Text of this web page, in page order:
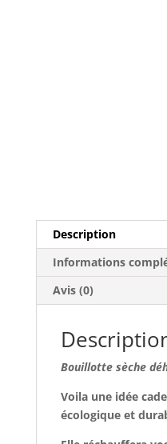
Description
Informations
Avis (0)
Bouillotte sèche
Voila une idée
écologique et